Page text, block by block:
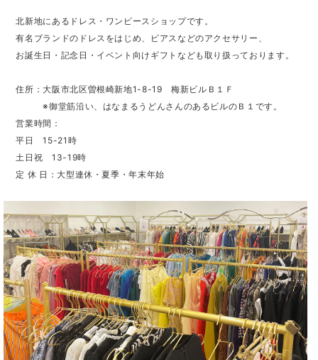
北新地にあるドレス・ワンピースショップです。
有名ブランドのドレスをはじめ、ピアスなどのアクセサリー、
お誕生日・記念日・イベント向けギフトなども取り扱っております。
住所：大阪市北区曽根崎新地1-8-19 梅新ビルＢ１Ｆ
※御堂筋沿い、はなまるうどんさんのあるビルのＢ１です。
営業時間：
平日 15-21時
土日祝 13-19時
定 休 日：大型連休・夏季・年末年始